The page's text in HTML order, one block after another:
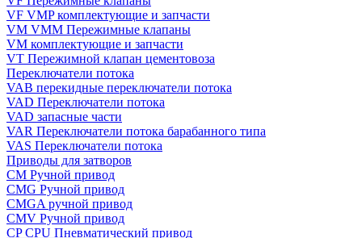
VF VMP комплектующие и запчасти
VM VMM Пережимные клапаны
VM комплектующие и запчасти
VT Пережимной клапан цементовоза
Переключатели потока
VAB перекидные переключатели потока
VAD Переключатели потока
VAD запасные части
VAR Переключатели потока барабанного типа
VAS Переключатели потока
Приводы для затворов
СМ Ручной привод
CMG Ручной привод
CMGA ручной привод
CMV Ручной привод
CP CPU Пневматический привод